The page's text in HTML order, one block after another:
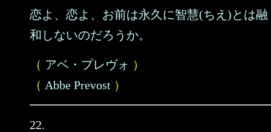
恋よ、恋よ、お前は永久に智慧(ちえ)とは融
和しないのだろうか。
（ アベ・プレヴォ ）
（ Abbe Prevost ）
22.